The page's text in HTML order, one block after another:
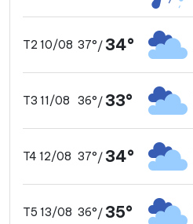
T2 10/08 37°/ 34°
T3 11/08 36°/ 33°
T4 12/08 37°/ 34°
T5 13/08 36°/ 35°